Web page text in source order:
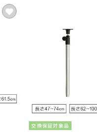
交換保証対象品